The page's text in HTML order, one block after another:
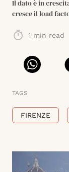
Il dato è in
cresce il load
1 min read
TAGS
FIRENZE